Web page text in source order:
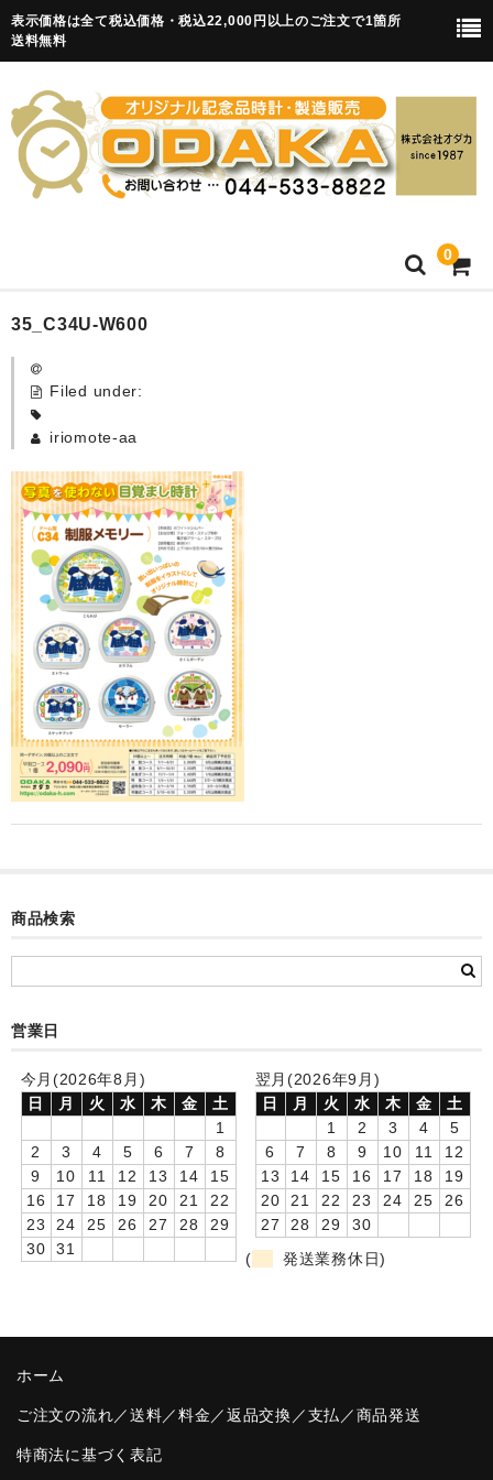
表示価格は全て税込価格・税込22,000円以上のご注文で1箇所
送料無料
0
HOME
卒園記念品
カード付フォトフレームクロック(集合)
目覚まし時計(集合＋個別)
メロディ時計(集合)
音声時計(集合)
目覚まし時計(個別)
お絵かきギャラリープラス(絵＋個別)
メロディ時計(個別)
お絵かきギャラリー
卒園DVDアルバム
卒業記念品
音声入りフォトフレームクロック(集合)
音声入りフォトフレームクロック(校歌)
スポーツウォッチ
35_C34U-W600
Filed under:
iriomote-aa
商品検索
営業日
今月(2026年8月)
日
月 火 水 木 金
土
1
2
3 4 5 6 7
8
9
10 11 12 13 14
15
16
17 18 19 20 21
22
23
24 25 26 27 28
29
30
31
翌月(2026年9月)
日
月 火 水 木 金
土
1
2 3 4
5
6
7 8 9 10 11
12
13
14 15 16 17 18
19
20
21 22 23 24 25
26
27
28 29
30
(
発送業務休日)
ホーム
ご注文の流れ／送料／料金／返品交換／支払／商品発送
特商法に基づく表記